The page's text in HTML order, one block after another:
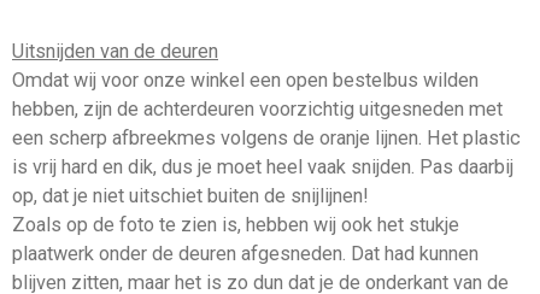
Uitsnijden van de deuren
Omdat wij voor onze winkel een open bestelbus wilden
hebben, zijn de achterdeuren voorzichtig uitgesneden met
een scherp afbreekmes volgens de oranje lijnen. Het plastic
is vrij hard en dik, dus je moet heel vaak snijden. Pas daarbij
op, dat je niet uitschiet buiten de snijlijnen!
Zoals op de foto te zien is, hebben wij ook het stukje
plaatwerk onder de deuren afgesneden. Dat had kunnen
blijven zitten, maar het is zo dun dat je de onderkant van de